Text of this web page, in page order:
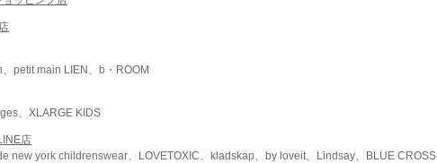
petit main LIEN、b・ROOM
、XLARGE KIDS
店
new york childrenswear、LOVETOXIC、kladskap、by loveit、Lindsay、BLUE CROSS